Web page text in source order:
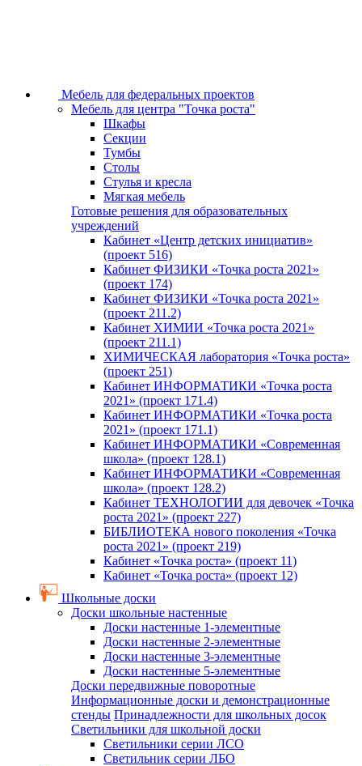
Мебель для федеральных проектов
Мебель для центра "Точка роста"
Шкафы
Секции
Тумбы
Столы
Стулья и кресла
Мягкая мебель
Готовые решения для образовательных
учреждений
Кабинет «Центр детских инициатив»
(проект 516)
Кабинет ФИЗИКИ «Точка роста 2021»
(проект 174)
Кабинет ФИЗИКИ «Точка роста 2021»
(проект 211.2)
Кабинет ХИМИИ «Точка роста 2021»
(проект 211.1)
ХИМИЧЕСКАЯ лаборатория «Точка роста»
(проект 251)
Кабинет ИНФОРМАТИКИ «Точка роста
2021» (проект 171.4)
Кабинет ИНФОРМАТИКИ «Точка роста
2021» (проект 171.1)
Кабинет ИНФОРМАТИКИ «Современная
школа» (проект 128.1)
Кабинет ИНФОРМАТИКИ «Современная
школа» (проект 128.2)
Кабинет ТЕХНОЛОГИИ для девочек «Точка
роста 2021» (проект 227)
БИБЛИОТЕКА нового поколения «Точка
роста 2021» (проект 219)
Кабинет «Точка роста» (проект 11)
Кабинет «Точка роста» (проект 12)
Школьные доски
Доски школьные настенные
Доски настенные 1-элементные
Доски настенные 2-элементные
Доски настенные 3-элементные
Доски настенные 5-элементные
Доски передвижные поворотные
Информационные доски и демонстрационные
стенды Принадлежности для школьных досок
Светильники для школьной доски
Светильники серии ЛСО
Светильник серии ЛБО